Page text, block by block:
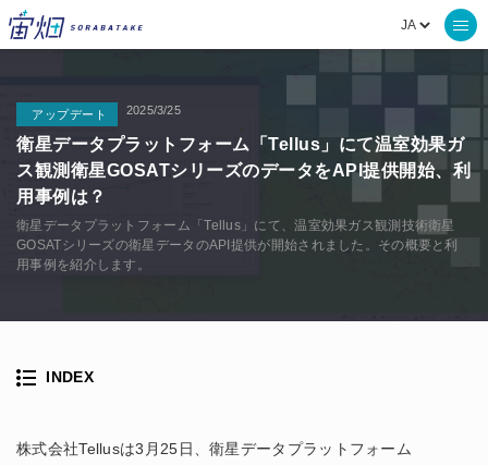
アップデート 2025/3/25
衛星データプラットフォーム「Tellus」にて温室効果ガ
ス観測衛星GOSATシリーズのデータをAPI提供開始、利
用事例は？
衛星データプラットフォーム「Tellus」にて、温室効果ガス観測技術衛星
GOSATシリーズの衛星データのAPI提供が開始されました。その概要と利
用事例を紹介します。
株式会社Tellusは3月25日、衛星データプラットフォーム
INDEX